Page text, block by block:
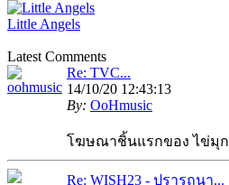
Little Angels
Latest Comments
Re: TVC...
14/10/20 12:43:13
By: OoHmusic
โฆษณาชิ้นแรกของ ไข่มุก
Re: WISH23 - ปรารถนา...